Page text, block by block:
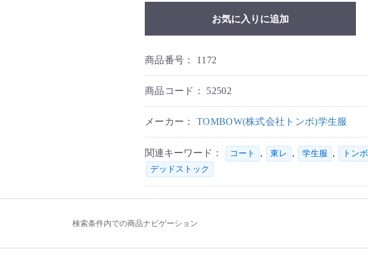
お気に入りに追加
商品番号： 1172
商品コード： 52502
メーカー： TOMBOW(株式会社トンボ)学生服
関連キーワード： コート , 東レ , 学生服 , トンボ
デッドストック
検索条件内での商品ナビゲーション